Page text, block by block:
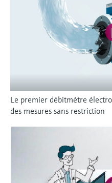
Le premier débitmètre
des mesures sans restriction